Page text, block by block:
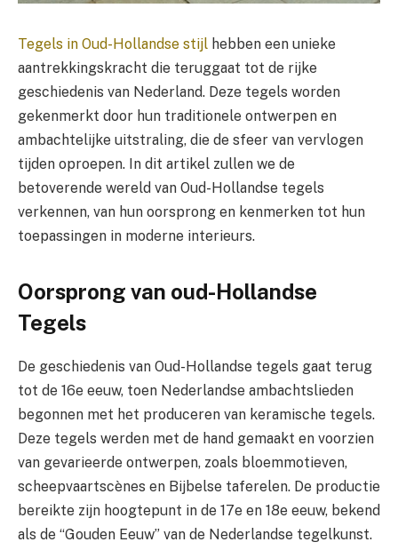
Tegels in Oud-Hollandse stijl hebben een unieke
aantrekkingskracht die teruggaat tot de rijke
geschiedenis van Nederland. Deze tegels worden
gekenmerkt door hun traditionele ontwerpen en
ambachtelijke uitstraling, die de sfeer van vervlogen
tijden oproepen. In dit artikel zullen we de
betoverende wereld van Oud-Hollandse tegels
verkennen, van hun oorsprong en kenmerken tot hun
toepassingen in moderne interieurs.
Oorsprong van oud-Hollandse
Tegels
De geschiedenis van Oud-Hollandse tegels gaat terug
tot de 16e eeuw, toen Nederlandse ambachtslieden
begonnen met het produceren van keramische tegels.
Deze tegels werden met de hand gemaakt en voorzien
van gevarieerde ontwerpen, zoals bloemmotieven,
scheepvaartscènes en Bijbelse taferelen. De productie
bereikte zijn hoogtepunt in de 17e en 18e eeuw, bekend
als de “Gouden Eeuw” van de Nederlandse tegelkunst.